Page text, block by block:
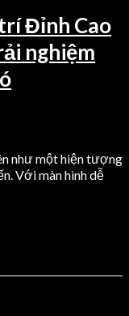
Đỉnh Cao
nghiệm
như một hiện tượng
Với màn hình dễ